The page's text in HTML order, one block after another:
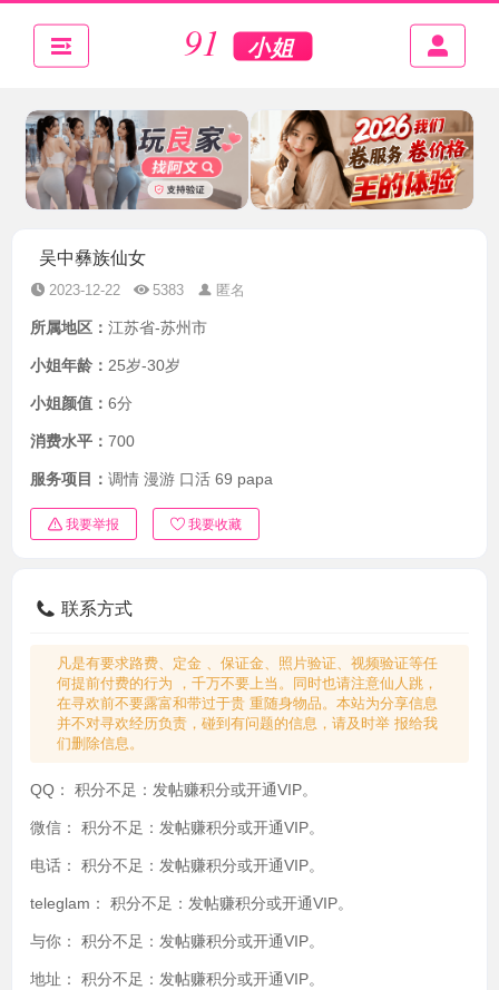
吴中彝族仙女
2023-12-22 5383 匿名
所属地区： 江苏省-苏州市
小姐年龄： 25岁-30岁
小姐颜值： 6分
消费水平： 700
服务项目： 调情 漫游 口活 69 papa
我要举报 我要收藏
联系方式
凡是有要求路费、定金 、保证金、照片验证、视频验证等任
何提前付费的行为 ，千万不要上当。同时也请注意仙人跳，
在寻欢前不要露富和带过于贵 重随身物品。本站为分享信息
并不对寻欢经历负责，碰到有问题的信息，请及时举 报给我
们删除信息。
QQ： 积分不足：发帖赚积分或开通VIP。
微信： 积分不足：发帖赚积分或开通VIP。
电话： 积分不足：发帖赚积分或开通VIP。
teleglam： 积分不足：发帖赚积分或开通VIP。
与你： 积分不足：发帖赚积分或开通VIP。
地址： 积分不足：发帖赚积分或开通VIP。